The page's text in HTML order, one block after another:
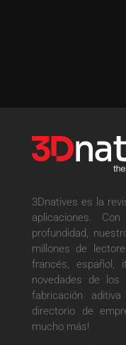
3Dnatives es la
aplicaciones.
profundidad,
millones de
francés, español,
novedades de
fabricación
directorio de
mucho más!